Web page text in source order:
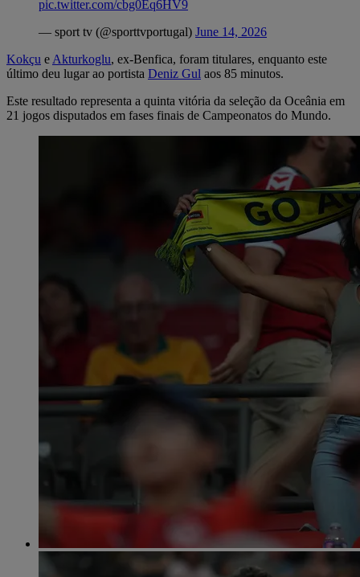
pic.twitter.com/cbg0Eq6HV9
— sport tv (@sporttvportugal) June 14, 2026
Kokçu e Akturkoglu, ex-Benfica, foram titulares, enquanto este
último deu lugar ao portista Deniz Gul aos 85 minutos.
Este resultado representa a quinta vitória da seleção da Oceânia em
21 jogos disputados em fases finais de Campeonatos do Mundo.